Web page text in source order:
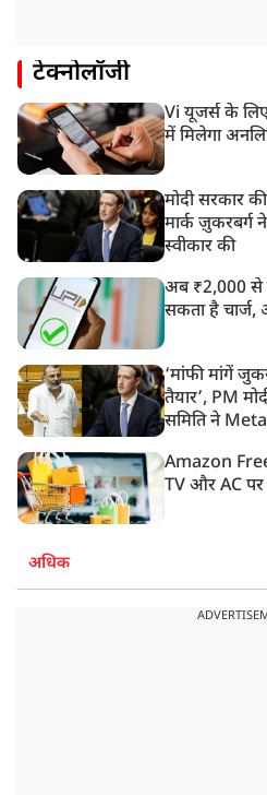
टेक्नोलॉजी
Vi यूजर्स के
में मिलेगा
मोदी सरकार
मार्क ज़ुकरबर्ग
स्वीकार की
अब ₹2,000
सकता है
‘मांफी मांगें
तैयार’, PM
समिति ने
Amazon
TV और AC
अधिक